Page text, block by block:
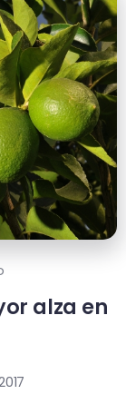
alza en